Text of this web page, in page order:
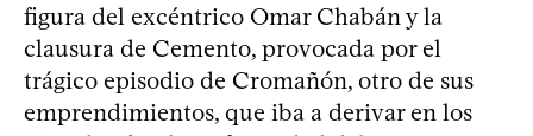
figura del excéntrico Omar Chabán y la
clausura de Cemento, provocada por el
trágico episodio de Cromañón, otro de sus
emprendimientos, que iba a derivar en los